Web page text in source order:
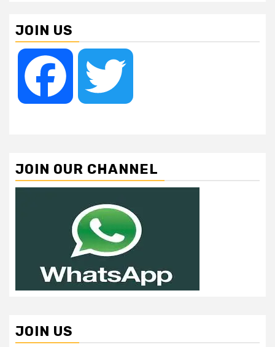
JOIN US
Facebook
JOIN OUR CHANNEL
JOIN US